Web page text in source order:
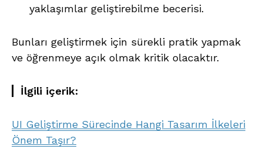
yaklaşımlar geliştirebilme becerisi.
Bunları geliştirmek için sürekli pratik yapmak
ve öğrenmeye açık olmak kritik olacaktır.
İlgili içerik:
UI Geliştirme Sürecinde Hangi Tasarım İlkeleri
Önem Taşır?